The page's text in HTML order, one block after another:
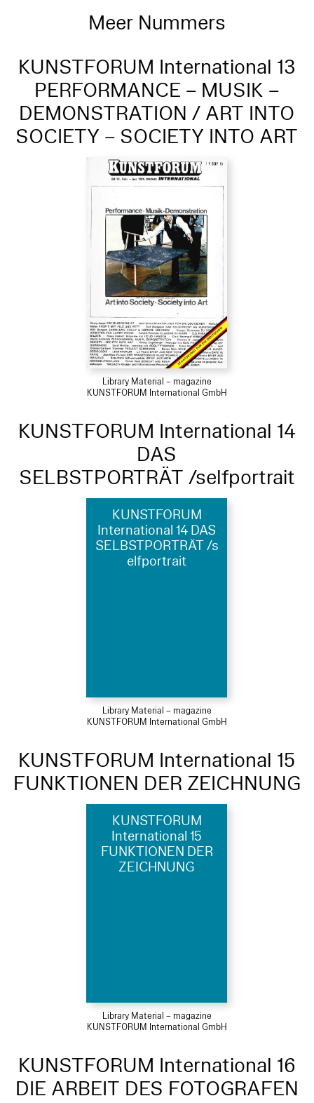
Meer Nummers
KUNSTFORUM International 13
PERFORMANCE – MUSIK –
DEMONSTRATION / ART INTO
SOCIETY – SOCIETY INTO ART
Library Material – magazine
KUNSTFORUM International GmbH
KUNSTFORUM International 14
DAS
SELBSTPORTRÄT /selfportrait
KUNSTFORUM
International 14 DAS
SELBSTPORTRÄT /s
elfportrait
Library Material – magazine
KUNSTFORUM International GmbH
KUNSTFORUM International 15
FUNKTIONEN DER ZEICHNUNG
KUNSTFORUM
International 15
FUNKTIONEN DER
ZEICHNUNG
Library Material – magazine
KUNSTFORUM International GmbH
KUNSTFORUM International 16
DIE ARBEIT DES FOTOGRAFEN